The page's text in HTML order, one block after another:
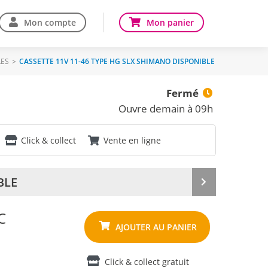
Mon compte Mon panier
> CASSETTE 11V 11-46 TYPE HG SLX SHIMANO DISPONIBLE
Fermé
Ouvre demain à 09h
Click & collect Vente en ligne
Produit
suivant
Click & collect gratuit